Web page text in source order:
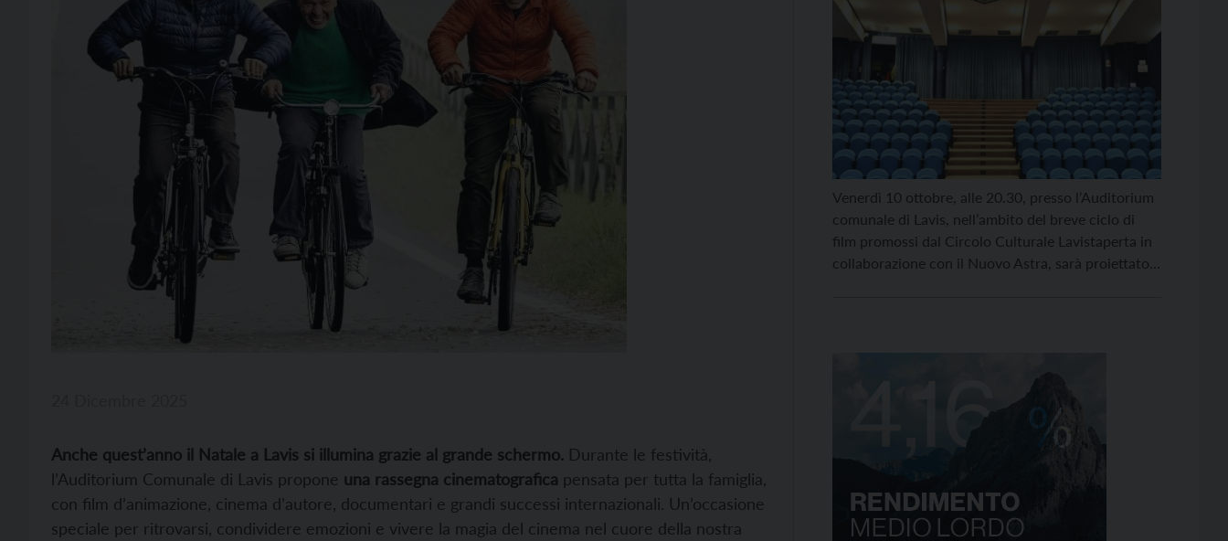
Anche quest’anno il Natale a Lavis si illumina grazie al grande schermo. Durante le festività,
l’Auditorium Comunale di Lavis propone una rassegna cinematografica pensata per tutta la famiglia,
con film d’animazione, cinema d’autore, documentari e grandi successi internazionali. Un’occasione
speciale per ritrovarsi, condividere emozioni e vivere la magia del cinema nel cuore della nostra
Venerdì 10 ottobre, alle 20.30, presso l’Auditorium
comunale di Lavis, nell’ambito del breve ciclo di
film promossi dal Circolo Culturale Lavistaperta in
collaborazione con il Nuovo Astra, sarà proiettato –